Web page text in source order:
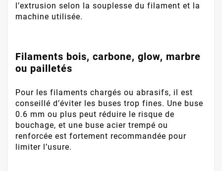
l’extrusion selon la souplesse du filament et la
machine utilisée.
Filaments bois, carbone, glow, marbre
ou pailletés
Pour les filaments chargés ou abrasifs, il est
conseillé d’éviter les buses trop fines. Une buse
0.6 mm ou plus peut réduire le risque de
bouchage, et une buse acier trempé ou
renforcée est fortement recommandée pour
limiter l’usure.